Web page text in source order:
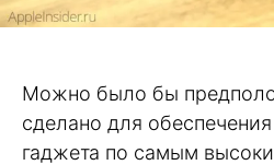
Можно было бы
сделано для
гаджета по самым